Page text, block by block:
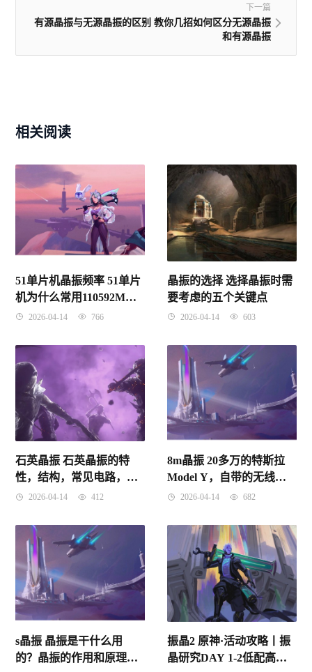
下一篇
有源晶振与无源晶振的区别 教你几招如何区分无源晶振
和有源晶振
相关阅读
51单片机晶振频率 51单片
机为什么常用110592M的
晶振2026-04-14 766
晶振的选择 选择晶振时需
要考虑的五个关键点
2026-04-14 603
石英晶振 石英晶振的特
性，结构，常见电路，检
测，修理方法
2026-04-14 412
8m晶振 20多万的特斯拉
Model Y，自带的无线充
电模块用料如何？拆解给
2026-04-14 682
s晶振 晶振是干什么用
的？晶振的作用和原理？
振晶2 原神·活动攻略丨振
晶研究DAY 1-2低配高分